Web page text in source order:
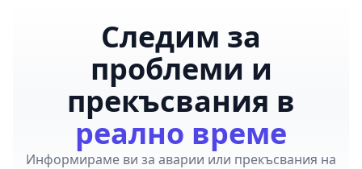
Следим за
проблеми и
прекъсвания в
реално време
Информираме ви за аварии или прекъсвания на